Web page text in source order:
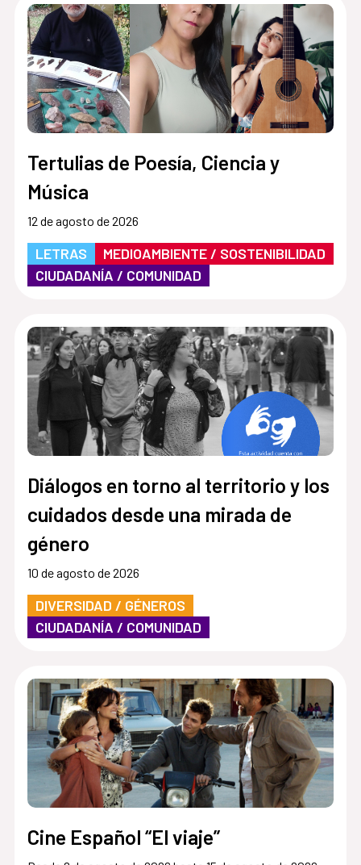
Tertulias de Poesía, Ciencia y
Música
12 de agosto de 2026
LETRAS
MEDIOAMBIENTE / SOSTENIBILIDAD
CIUDADANÍA / COMUNIDAD
Diálogos en torno al territorio y los
cuidados desde una mirada de
género
10 de agosto de 2026
DIVERSIDAD / GÉNEROS
CIUDADANÍA / COMUNIDAD
Cine Español “El viaje”